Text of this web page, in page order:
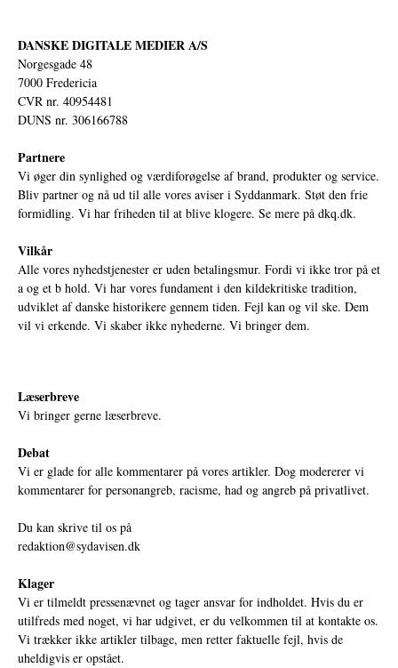
DANSKE DIGITALE MEDIER A/S
Norgesgade 48
7000 Fredericia
CVR nr. 40954481
DUNS nr. 306166788
Partnere
Vi øger din synlighed og værdiforøgelse af brand, produkter og service.
Bliv partner og nå ud til alle vores aviser i Syddanmark. Støt den frie
formidling. Vi har friheden til at blive klogere. Se mere på dkq.dk.
Vilkår
Alle vores nyhedstjenester er uden betalingsmur. Fordi vi ikke tror på et
a og et b hold. Vi har vores fundament i den kildekritiske tradition,
udviklet af danske historikere gennem tiden. Fejl kan og vil ske. Dem
vil vi erkende. Vi skaber ikke nyhederne. Vi bringer dem.
Læserbreve
Vi bringer gerne læserbreve.
Debat
Vi er glade for alle kommentarer på vores artikler. Dog modererer vi
kommentarer for personangreb, racisme, had og angreb på privatlivet.
Du kan skrive til os på
redaktion@sydavisen.dk
Klager
Vi er tilmeldt pressenævnet og tager ansvar for indholdet. Hvis du er
utilfreds med noget, vi har udgivet, er du velkommen til at kontakte os.
Vi trækker ikke artikler tilbage, men retter faktuelle fejl, hvis de
uheldigvis er opstået.